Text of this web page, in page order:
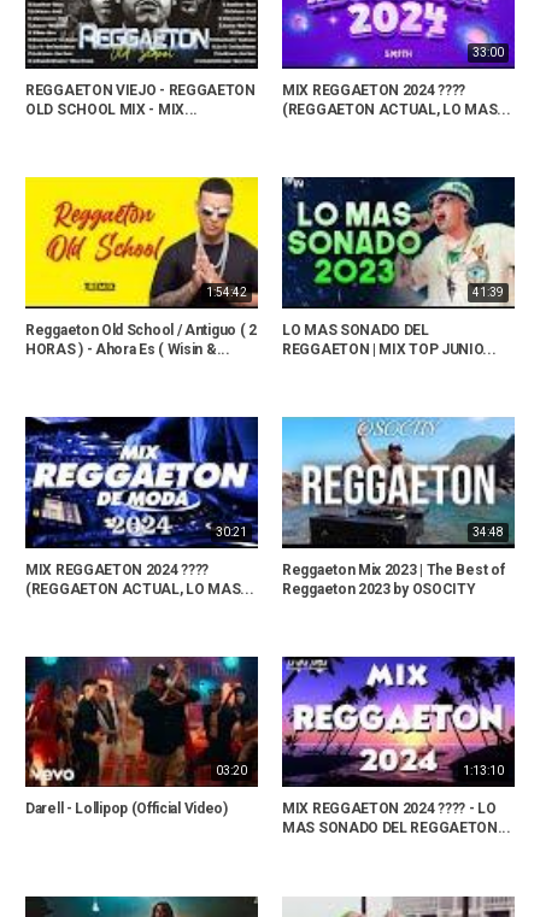
REGGAETON VIEJO - REGGAETON
OLD SCHOOL MIX - MIX...
33:00
MIX REGGAETON 2024 ????
(REGGAETON ACTUAL, LO MAS...
1:54:42
Reggaeton Old School / Antiguo ( 2
HORAS ) - Ahora Es ( Wisin &...
41:39
LO MAS SONADO DEL
REGGAETON | MIX TOP JUNIO...
30:21
MIX REGGAETON 2024 ????
(REGGAETON ACTUAL, LO MAS...
34:48
Reggaeton Mix 2023 | The Best of
Reggaeton 2023 by OSOCITY
03:20
Darell - Lollipop (Official Video)
1:13:10
MIX REGGAETON 2024 ???? - LO
MAS SONADO DEL REGGAETON...